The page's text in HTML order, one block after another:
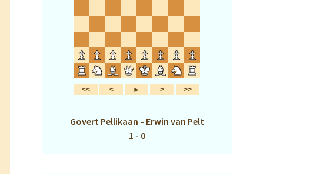
Govert Pellikaan - Erwin van Pelt
1 - 0